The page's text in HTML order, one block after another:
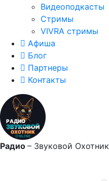
Видеоподкасты
Стримы
VIVRA стримы
Афиша
Блог
Партнеры
Контакты
Радио – Звуковой Охотник